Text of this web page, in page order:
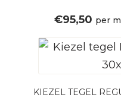
€95,50 per
KIEZEL TEGEL